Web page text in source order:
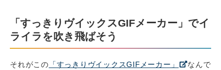
「すっきりヴイックスGIFメーカー」でイ
ライラを吹き飛ばそう
それがこの 「すっきりヴイックスGIFメーカー」
なんで